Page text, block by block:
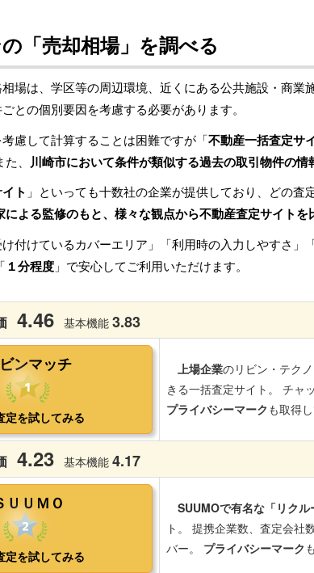
「売却相場」を調べる
場は、学区等の周辺環境、近くにある公共施設・商
との個別要因を考慮する必要があります。
慮して計算することは困難ですが「不動産一括査定サ
、
川崎市において条件が類似する過去の取引物件の
ト 」といっても十数社の企業が提供しており、どの
による監修のもと、様々な観点から不動産査定サイトを
付けているカバーエリア」「利用時の入力しやすさ」
１分程度 」で安心してご利用いただけます。